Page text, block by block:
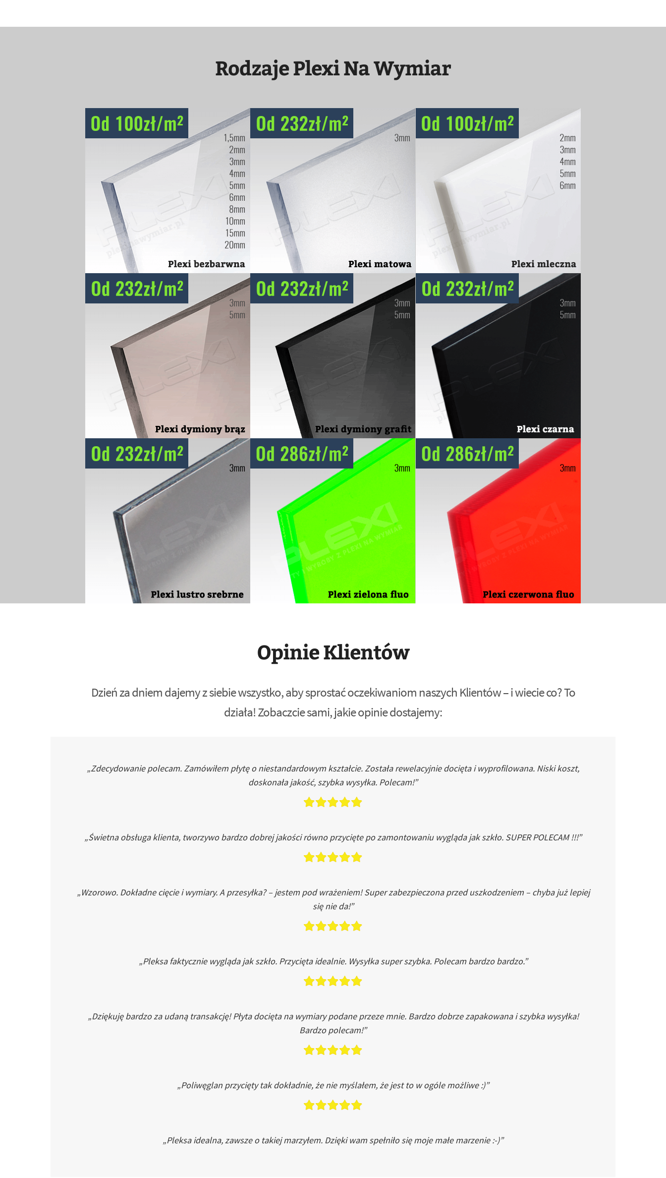
Rodzaje Plexi Na Wymiar
Opinie Klientów
Dzień za dniem dajemy z siebie wszystko, aby sprostać oczekiwaniom naszych Klientów – i wiecie co? To
działa! Zobaczcie sami, jakie opinie dostajemy:
„Zdecydowanie polecam. Zamówiłem płytę o niestandardowym kształcie. Została rewelacyjnie docięta i wyprofilowana. Niski koszt,
doskonała jakość, szybka wysyłka. Polecam!”
„Świetna obsługa klienta, tworzywo bardzo dobrej jakości równo przycięte po zamontowaniu wygląda jak szkło. SUPER POLECAM !!!”
„Wzorowo. Dokładne cięcie i wymiary. A przesyłka? – jestem pod wrażeniem! Super zabezpieczona przed uszkodzeniem – chyba już lepiej
się nie da!”
„Pleksa faktycznie wygląda jak szkło. Przycięta idealnie. Wysyłka super szybka. Polecam bardzo bardzo.”
„Dziękuję bardzo za udaną transakcję! Płyta docięta na wymiary podane przeze mnie. Bardzo dobrze zapakowana i szybka wysyłka!
Bardzo polecam!”
„Poliwęglan przycięty tak dokładnie, że nie myślałem, że jest to w ogóle możliwe :)”
„Pleksa idealna, zawsze o takiej marzyłem. Dzięki wam spełniło się moje małe marzenie :-)”